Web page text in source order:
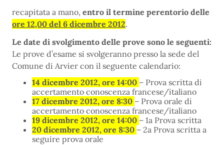
recapitata a mano, entro il termine perentorio delle
ore 12,00 del 6 dicembre 2012.
Le date di svolgimento delle prove sono le seguenti:
Le prove d’esame si svolgeranno presso la sede del
Comune di Arvier con il seguente calendario:
14 dicembre 2012, ore 14:00 – Prova scritta di
accertamento conoscenza francese/italiano
17 dicembre 2012, ore 8:30 – Prova orale di
accertamento conoscenza francese/italiano
19 dicembre 2012, ore 14:00 – 1a Prova scritta
20 dicembre 2012, ore 8:30 – 2a Prova scritta a
seguire prova orale